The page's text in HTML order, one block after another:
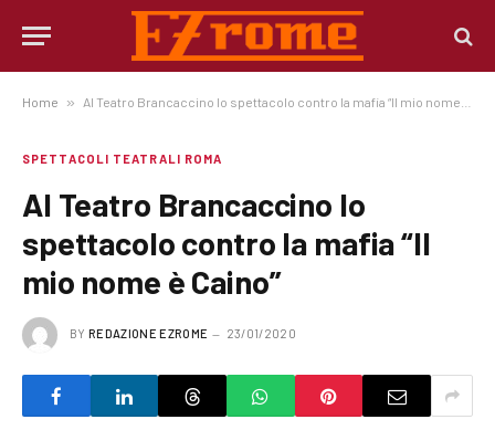
Home » Al Teatro Brancaccino lo spettacolo contro la mafia “Il mio nome è Caino”
SPETTACOLI TEATRALI ROMA
Al Teatro Brancaccino lo
spettacolo contro la mafia “Il
mio nome è Caino”
BY REDAZIONE EZROME 23/01/2020